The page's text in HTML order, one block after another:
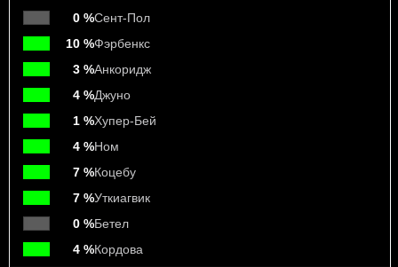
0 %Сент-Пол
10 %Фэрбенкс
3 %Анкоридж
4 %Джуно
1 %Хупер-Бей
4 %Ном
7 %Коцебу
7 %Уткиагвик
0 %Бетел
4 %Кордова